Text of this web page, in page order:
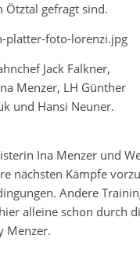
Ötztal gefragt sind.
Jack Falkner,
Menzer, LH Günther
und Hansi Neuner.
Ina Menzer und
nächsten Kämpfe
Andere
alleine schon durch
Menzer.